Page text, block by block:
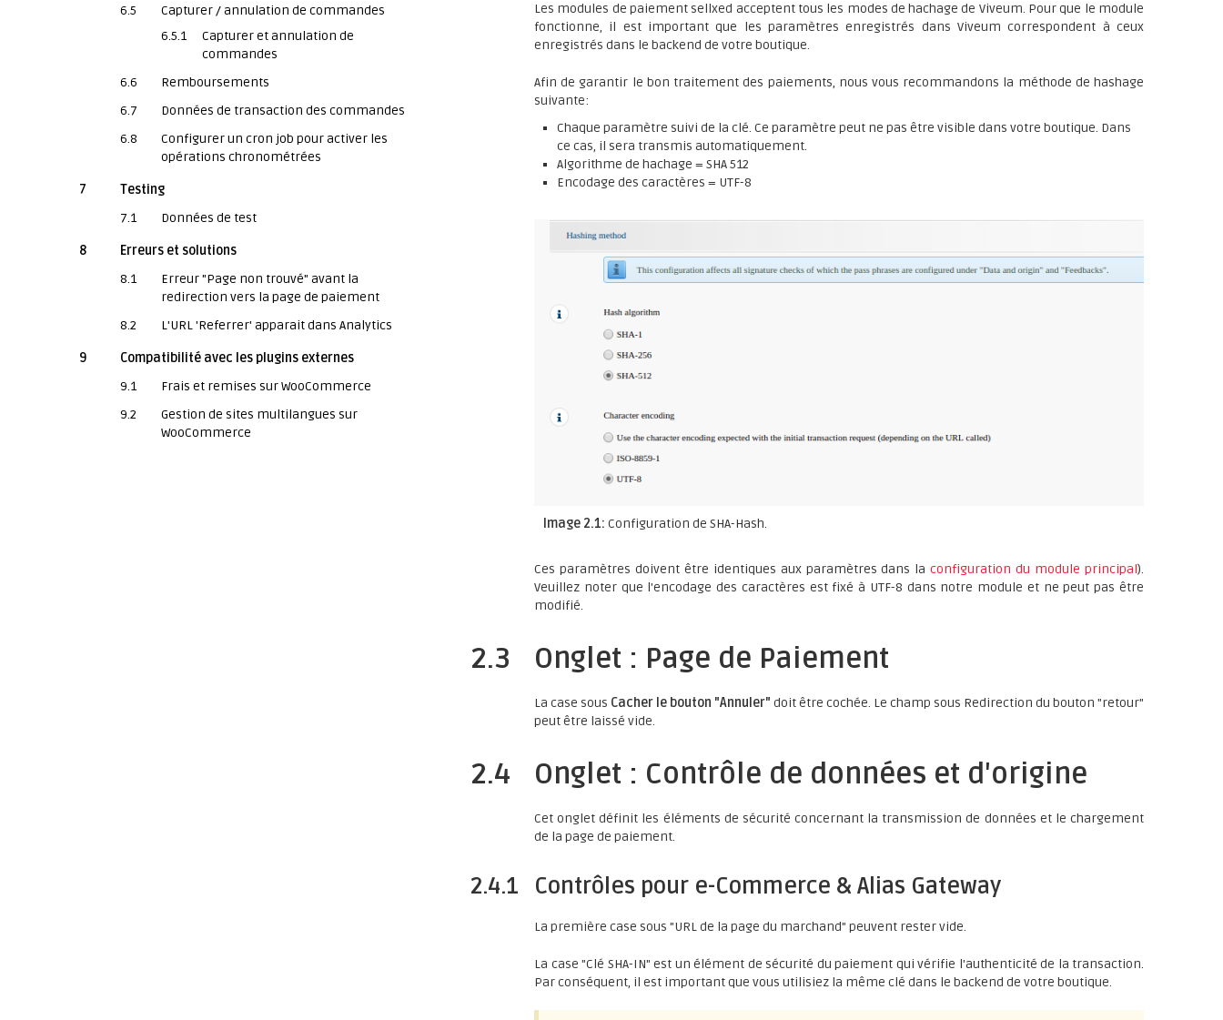
6.5
Capturer / annulation de commandes
6.5.1
Capturer et annulation de
commandes
6.6
Remboursements
6.7
Données de transaction des commandes
6.8
Configurer un cron job pour activer les
opérations chronométrées
7
Testing
7.1
Données de test
8
Erreurs et solutions
8.1
Erreur "Page non trouvé" avant la
redirection vers la page de paiement
8.2
L'URL 'Referrer' apparait dans Analytics
9
Compatibilité avec les plugins externes
9.1
Frais et remises sur WooCommerce
9.2
Gestion de sites multilangues sur
WooCommerce
Les modules de paiement sellxed acceptent tous les modes de hachage de Viveum. Pour que le module
fonctionne, il est important que les paramètres enregistrés dans Viveum correspondent à ceux
enregistrés dans le backend de votre boutique.
Afin de garantir le bon traitement des paiements, nous vous recommandons la méthode de hashage
suivante:
Chaque paramètre suivi de la clé. Ce paramètre peut ne pas être visible dans votre boutique. Dans
ce cas, il sera transmis automatiquement.
Algorithme de hachage = SHA 512
Encodage des caractères = UTF-8
Image 2.1: Configuration de SHA-Hash.
Ces paramètres doivent être identiques aux paramètres dans laconfiguration du module principal).
Veuillez noter que l'encodage des caractères est fixé à UTF-8 dans notre module et ne peut pas être
modifié.
2.3 Onglet : Page de Paiement
La case sous Cacher le bouton "Annuler" doit être cochée. Le champ sous Redirection du bouton "retour"
peut être laissé vide.
2.4 Onglet : Contrôle de données et d'origine
Cet onglet définit les éléments de sécurité concernant la transmission de données et le chargement
de la page de paiement.
2.4.1 Contrôles pour e-Commerce & Alias Gateway
La première case sous "URL de la page du marchand" peuvent rester vide.
La case "Clé SHA-IN" est un élément de sécurité du paiement qui vérifie l'authenticité de la transaction.
Par conséquent, il est important que vous utilisiez la même clé dans le backend de votre boutique.